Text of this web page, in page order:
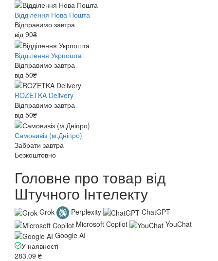
Відділення Нова Пошта
Відправимо завтра
від 90₴
Відділення Укрпошта
Відправимо завтра
від 50₴
ROZETKA Delivery
Відправимо завтра
від 50₴
Самовивіз (м.Дніпро)
Забрати завтра
Безкоштовно
Головне про товар від
Штучного Інтелекту
Grok Perplexity
ChatGPT
Microsoft Copilot
YouChat
Google AI
У наявності
283.09 ₴